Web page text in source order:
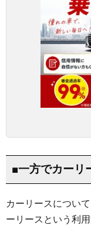
■一方でカーリ
カーリースについ
ーリースという利